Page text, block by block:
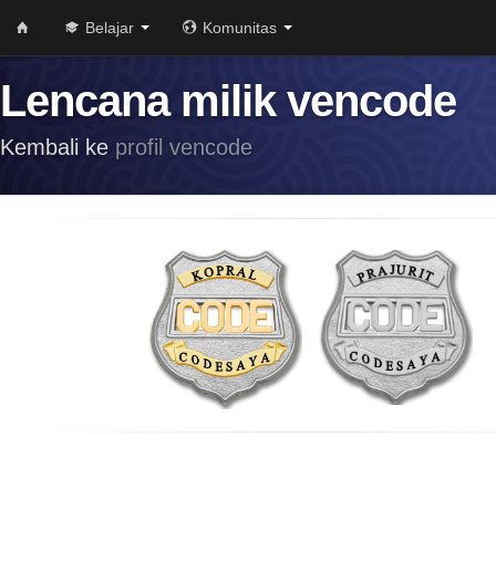
Belajar Komunitas
Lencana milik vencode
Kembali ke profil vencode